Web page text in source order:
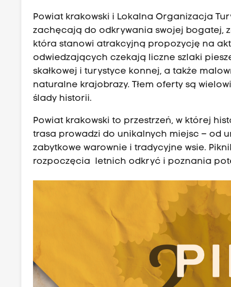
Powiat krakowski i Lokalna Organizacja
zachęcają do odkrywania swojej bogatej,
która stanowi atrakcyjną propozycję na
odwiedzających czekają liczne szlaki
skałkowej i turystyce konnej, a także
naturalne krajobrazy. Tłem oferty są
ślady historii.
Powiat krakowski to przestrzeń, w której
trasa prowadzi do unikalnych miejsc – od
zabytkowe warownie i tradycyjne wsie.
rozpoczęcia letnich odkryć i poznania